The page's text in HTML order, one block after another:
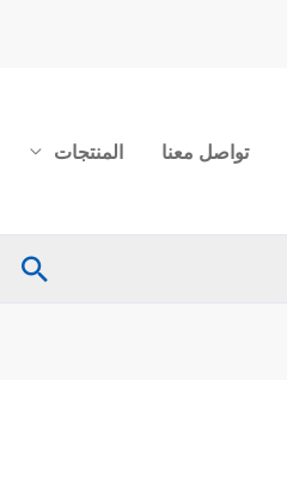
تواصل معنا المنتجات
البحث